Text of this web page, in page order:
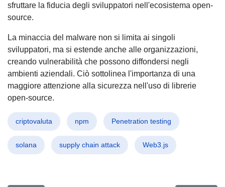
sfruttare la fiducia degli sviluppatori nell'ecosistema open-
source.
La minaccia del malware non si limita ai singoli
sviluppatori, ma si estende anche alle organizzazioni,
creando vulnerabilità che possono diffondersi negli
ambienti aziendali. Ciò sottolinea l'importanza di una
maggiore attenzione alla sicurezza nell'uso di librerie
open-source.
criptovaluta npm Penetration testing
solana supply chain attack Web3.js